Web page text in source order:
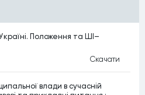
Положення та ШІ–
Скачати
влади в сучасній